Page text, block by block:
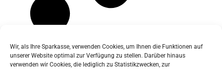
Wir, als Ihre Sparkasse, verwenden Cookies, um Ihnen die Funktionen auf
unserer Website optimal zur Verfügung zu stellen. Darüber hinaus
verwenden wir Cookies, die lediglich zu Statistikzwecken, zur